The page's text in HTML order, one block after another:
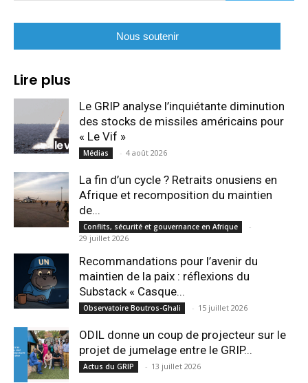
Nous soutenir
Lire plus
Le GRIP analyse l’inquiétante diminution
des stocks de missiles américains pour
« Le Vif »
Médias - 4 août 2026
La fin d’un cycle ? Retraits onusiens en
Afrique et recomposition du maintien
de...
Conflits, sécurité et gouvernance en Afrique
-
29 juillet 2026
Recommandations pour l’avenir du
maintien de la paix : réflexions du
Substack « Casque...
Observatoire Boutros-Ghali - 15 juillet 2026
ODIL donne un coup de projecteur sur le
projet de jumelage entre le GRIP...
Actus du GRIP - 13 juillet 2026